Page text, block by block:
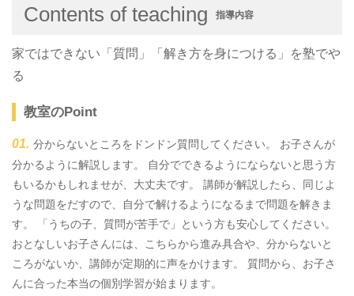
Contents of teaching 指導内容
家ではできない「質問」「解き方を身につける」を塾でや
る
教室のPoint
分からないところをドンドン質問してください。 お子さんが
分かるように解説します。 自分でできるようにならないと思う方
もいるかもしれませが、大丈夫です。 講師が解説したら、同じよ
うな問題をだすので、自分で解けるようになるまで問題を解きま
す。 「うちの子、質問が苦手で」という方も安心してください。
おとなしいお子さんには、こちらから進み具合や、分からないと
ころがないか、講師が定期的に声をかけます。 質問から、お子さ
んに合った本当の個別学習が始まります。